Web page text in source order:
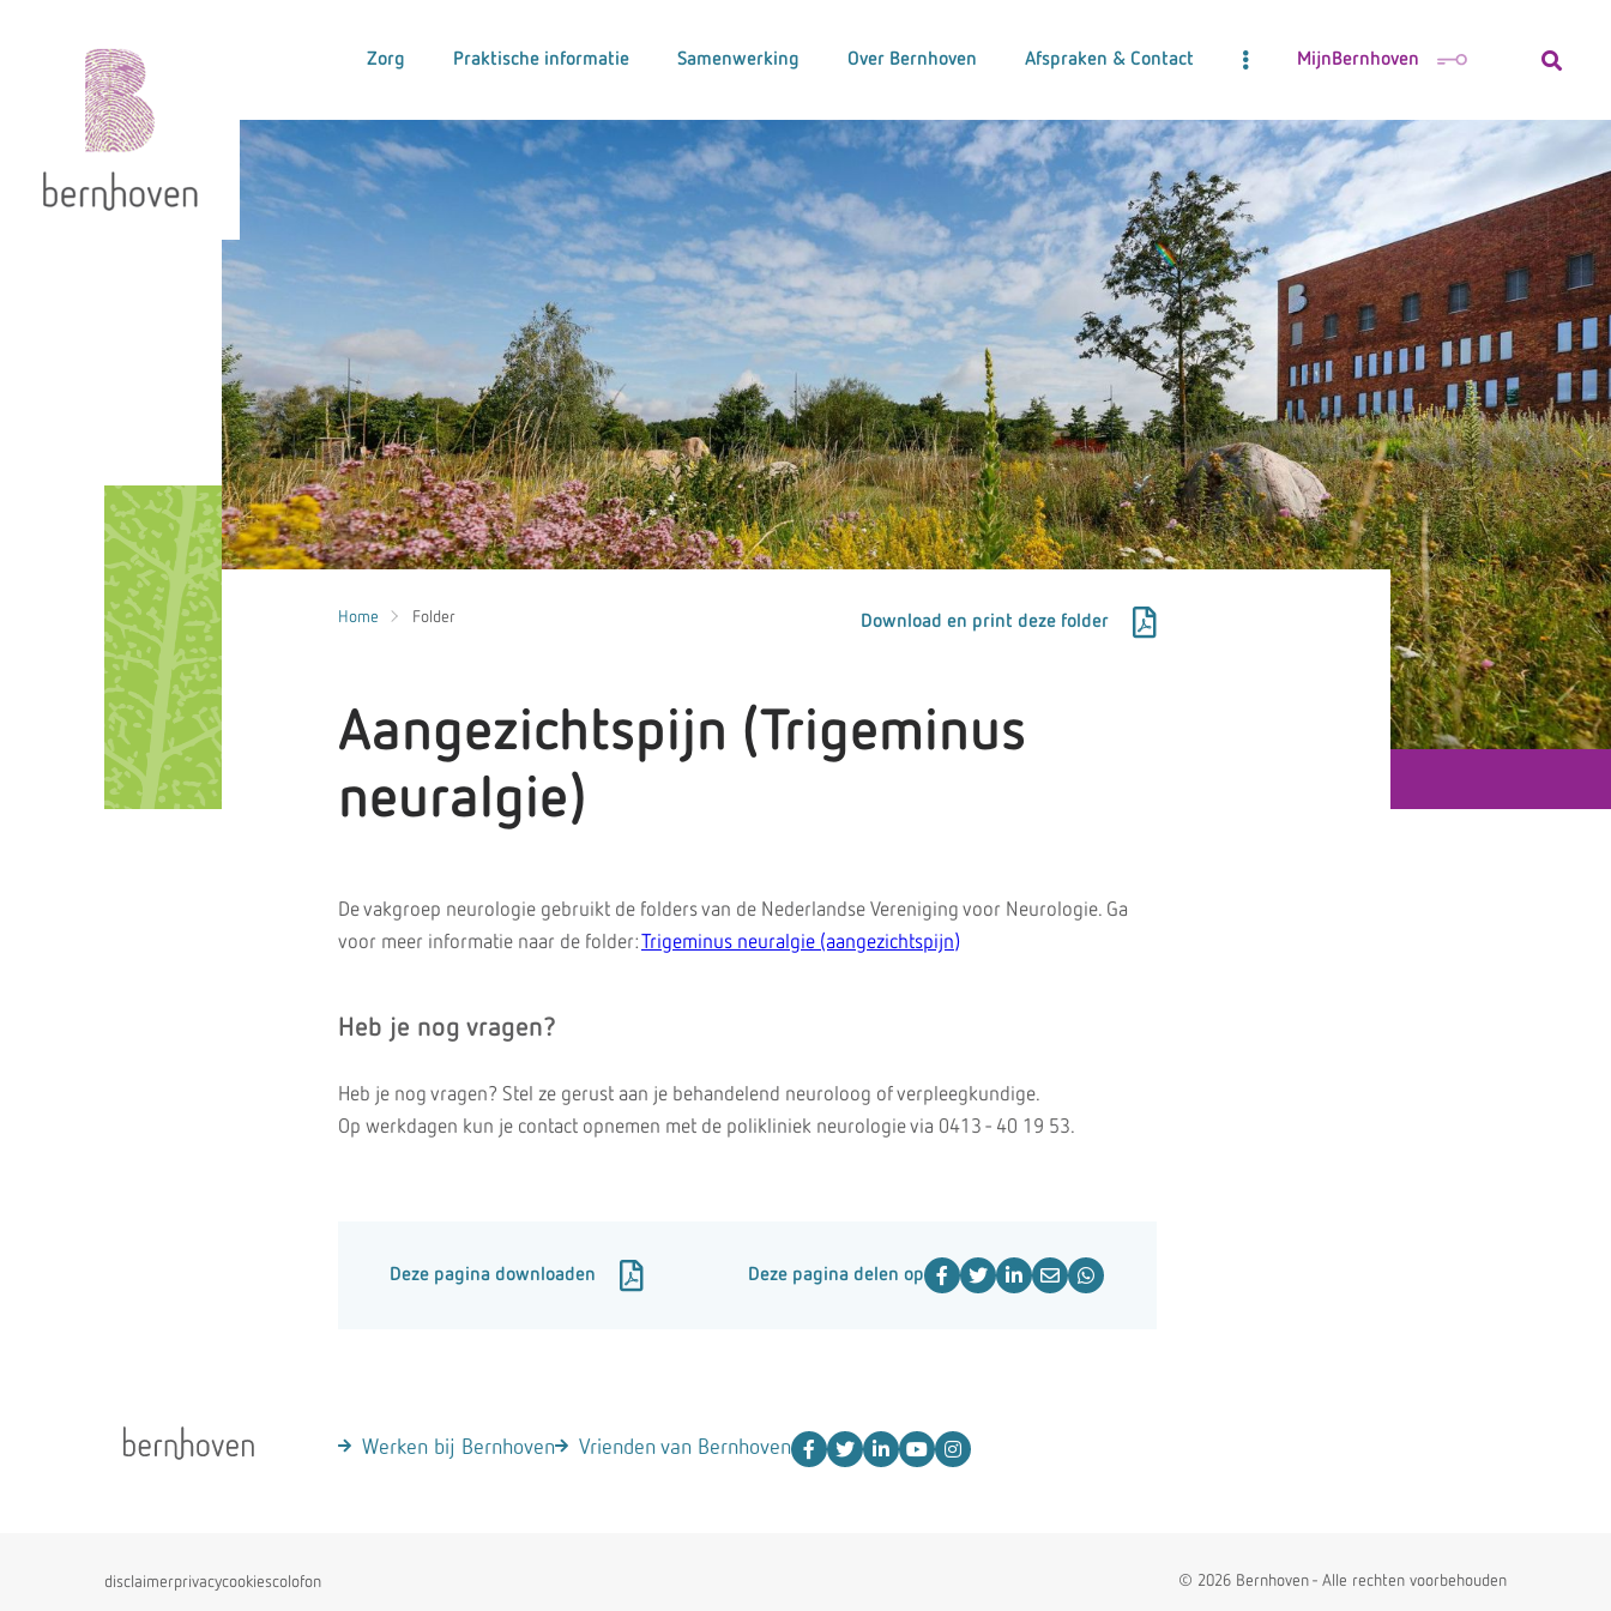
Zorg Praktische informatie Samenwerking Over Bernhoven Afspraken & Contact MijnBernhoven
Home Folder Download en print deze folder
Aangezichtspijn (Trigeminus
neuralgie)
De vakgroep neurologie gebruikt de folders van de Nederlandse Vereniging voor Neurologie. Ga
voor meer informatie naar de folder:Trigeminus neuralgie (aangezichtspijn)
Heb je nog vragen?
Heb je nog vragen? Stel ze gerust aan je behandelend neuroloog of verpleegkundige.
Op werkdagen kun je contact opnemen met de polikliniek neurologie via 0413 - 40 19 53.
Deze pagina downloaden Deze pagina delen op
Werken bij Bernhoven Vrienden van Bernhoven
disclaimerprivacycookiescolofon © 2026 Bernhoven - Alle rechten voorbehouden